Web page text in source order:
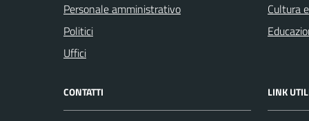
Personale amministrativo
Politici
Uffici
Cultura
CONTATTI LINK